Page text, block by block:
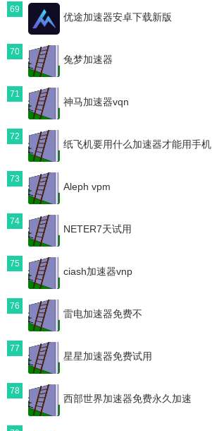
69
优途加速器安卓下载新版
70
兔梦加速器
71
神马加速器vqn
72
纸飞机要用什么加速器才能用手机
73
Aleph vpm
74
NETER7天试用
75
ciash加速器vnp
76
雷电加速器免费不
77
星星加速器免费试用
78
西部世界加速器免费永久加速